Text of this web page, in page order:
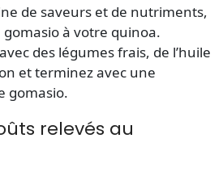
de saveurs et de nutriments,
gomasio à votre quinoa.
des légumesfrais, de l’huile
et terminez avec une
gomasio.
relevés au